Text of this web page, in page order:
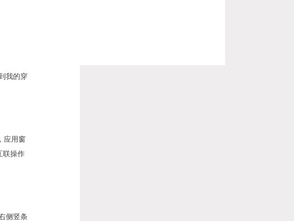
我的穿
应用窗
联操作
侧竖条